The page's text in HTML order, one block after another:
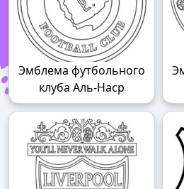
Эмблема футбольного
клуба Аль-Наср